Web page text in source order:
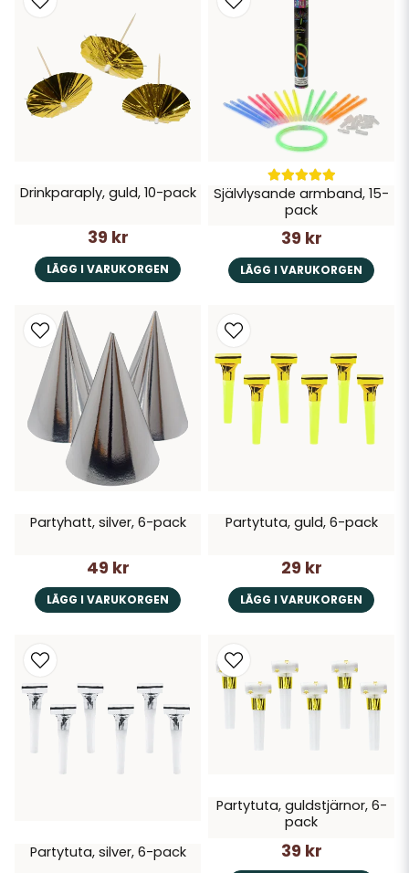
Drinkparaply, guld, 10-pack
39 kr
LÄGG I VARUKORGEN
Självlysande armband, 15-
pack
39 kr
LÄGG I VARUKORGEN
Partyhatt, silver, 6-pack
49 kr
LÄGG I VARUKORGEN
Partytuta, guld, 6-pack
29 kr
LÄGG I VARUKORGEN
Partytuta, silver, 6-pack
Partytuta, guldstjärnor, 6-
pack
39 kr